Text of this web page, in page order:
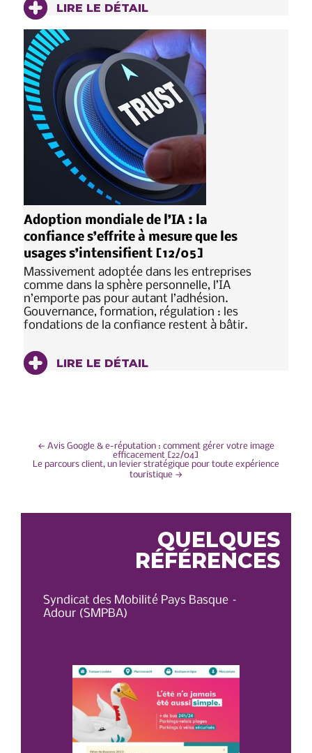
LIRE LE DÉTAIL
Adoption mondiale de l’IA : la
confiance s’effrite à mesure que les
usages s’intensifient [12/05]
Massivement adoptée dans les entreprises
comme dans la sphère personnelle, l’IA
n’emporte pas pour autant l’adhésion.
Gouvernance, formation, régulation : les
fondations de la confiance restent à bâtir.
LIRE LE DÉTAIL
NAVIGATION
← Avis Google & e-réputation : comment gérer votre image
efficacement [22/04]
Le parcours client, un levier stratégique pour toute expérience
touristique →
QUELQUES
RÉFÉRENCES
Syndicat des Mobilité Pays Basque –
Adour (SMPBA)